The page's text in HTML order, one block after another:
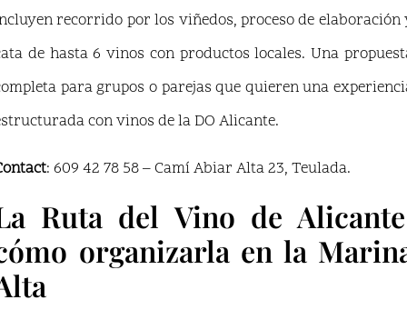
recorrido por los viñedos, proceso de elaboración
de hasta 6 vinos con productos locales. Una
para grupos o parejas que quieren una
con vinos de la DO Alicante.
: 609 42 78 58 – Camí Abiar Alta 23, Teulada.
Ruta del Vino de
organizarla en la